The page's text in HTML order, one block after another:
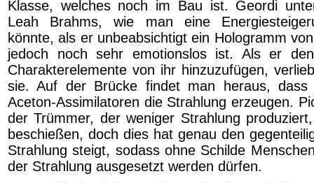
Klasse, welches noch im Bau ist. Geordi
Leah Brahms, wie man eine
könnte, als er unbeabsichtigt ein Hologramm
jedoch noch sehr emotionslos ist. Als er
Charakterelemente von ihr hinzuzufügen,
sie. Auf der Brücke findet man heraus, dass
Aceton-Assimilatoren die Strahlung erzeugen.
der Trümmer, der weniger Strahlung
beschießen, doch dies hat genau den
Strahlung steigt, sodass ohne Schilde
der Strahlung ausgesetzt werden dürfen.